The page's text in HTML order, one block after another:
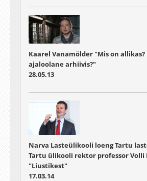
Kaarel Vanamölder "Mis on
ajaloolane arhiivis?"
28.05.13
Narva Lasteülikooli loeng Tartu
Tartu ülikooli rektor professor Volli
"Liustikest"
17.03.14